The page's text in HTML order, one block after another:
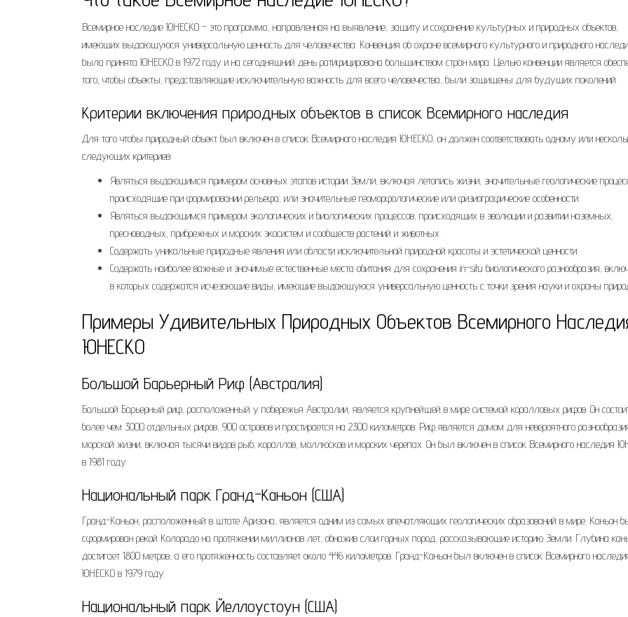
Всемирное наследие ЮНЕСКО – это программа, направленная на выявление, защиту и сохранение культурных и природных объектов,
имеющих выдающуюся универсальную ценность для человечества. Конвенция об охране всемирного культурного и природного
была принята ЮНЕСКО в 1972 году и на сегодняшний день ратифицирована большинством стран мира. Целью конвенции является
того, чтобы объекты, представляющие исключительную важность для всего человечества, были защищены для будущих поколений.
Критерии включения природных объектов в список Всемирного наследия
Для того чтобы природный объект был включен в список Всемирного наследия ЮНЕСКО, он должен соответствовать одному или
следующих критериев:
Являться выдающимся примером основных этапов истории Земли, включая летопись жизни, значительные геологические
происходящие при формировании рельефа, или значительные геоморфологические или физиографические особенности.
Являться выдающимся примером экологических и биологических процессов, происходящих в эволюции и развитии наземных,
пресноводных, прибрежных и морских экосистем и сообществ растений и животных.
Содержать уникальные природные явления или области исключительной природной красоты и эстетической ценности.
Содержать наиболее важные и значимые естественные места обитания для сохранения in-situ биологического разнообразия,
в которых содержатся исчезающие виды, имеющие выдающуюся универсальную ценность с точки зрения науки и охраны
Примеры Удивительных Природных Объектов Всемирного
ЮНЕСКО
Большой Барьерный Риф (Австралия)
Большой Барьерный риф, расположенный у побережья Австралии, является крупнейшей в мире системой коралловых рифов. Он
более чем 3000 отдельных рифов, 900 островов и простирается на 2300 километров. Риф является домом для невероятного
морской жизни, включая тысячи видов рыб, кораллов, моллюсков и морских черепах. Он был включен в список Всемирного наследия
в 1981 году.
Национальный парк Гранд-Каньон (США)
Гранд-Каньон, расположенный в штате Аризона, является одним из самых впечатляющих геологических образований в мире. Каньон
сформирован рекой Колорадо на протяжении миллионов лет, обнажив слои горных пород, рассказывающие историю Земли. Глубина
достигает 1800 метров, а его протяженность составляет около 446 километров. Гранд-Каньон был включен в список Всемирного
ЮНЕСКО в 1979 году.
Национальный парк Йеллоустоун (США)